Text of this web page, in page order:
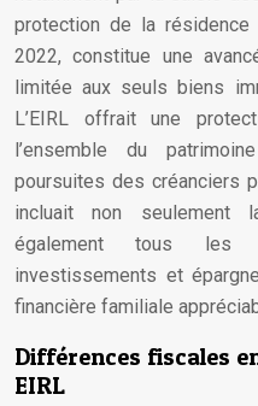
protection de la résidence
2022, constitue une
limitée aux seuls biens
L’EIRL offrait une
l’ensemble du
poursuites des créanciers
incluait non seulement
également tous les
investissements et
financière familiale
Différences fiscales
EIRL